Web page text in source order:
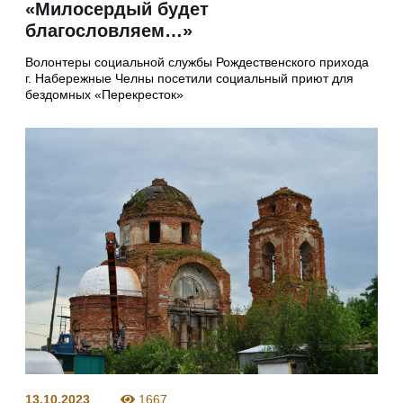
«Милосердый будет
благословляем…»
Волонтеры социальной службы Рождественского прихода
г. Набережные Челны посетили социальный приют для
бездомных «Перекресток»
13.10.2023 1667